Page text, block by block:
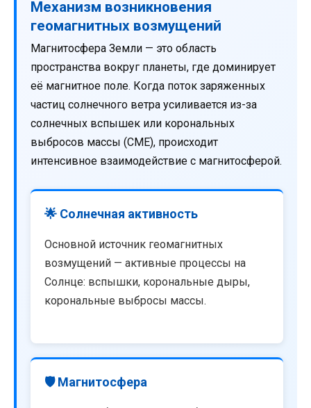
Механизм возникновения
геомагнитных возмущений
Магнитосфера Земли — это область
пространства вокруг планеты, где доминирует
её магнитное поле. Когда поток заряженных
частиц солнечного ветра усиливается из-за
солнечных вспышек или корональных
выбросов массы (CME), происходит
интенсивное взаимодействие с магнитосферой.
🌟 Солнечная активность
Основной источник геомагнитных
возмущений — активные процессы на
Солнце: вспышки, корональные дыры,
корональные выбросы массы.
🛡️ Магнитосфера